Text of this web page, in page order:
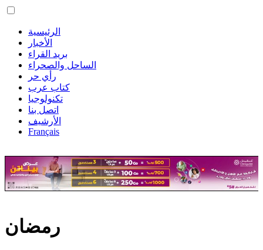
الرئيسية
الأخبار
بريد القراء
الساحل والصحراء
رأي حر
كتاب عرب
تكنولوجيا
اتصل بنا
الأرشيف
Français
رمضان